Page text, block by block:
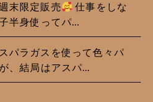
末限定販売
仕事をしな
半身使ってパ…
パラガスを使って色々パ
、結局はアスパ…